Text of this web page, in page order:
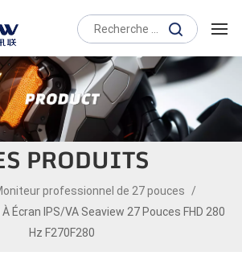
PRODUITS
professionnel de 27 pouces
/
Écran IPS/VA Seaview 27 Pouces FHD 280
Hz F270F280